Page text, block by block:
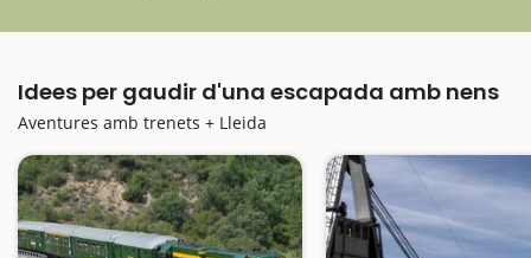
Idees per gaudir d'una escapada amb nens
Aventures amb trenets + Lleida